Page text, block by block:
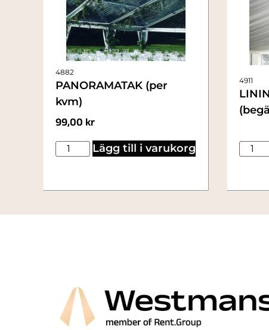
4882
PANORAMATAK (per
kvm)
99,00 kr
Lägg till i varukorg
4911